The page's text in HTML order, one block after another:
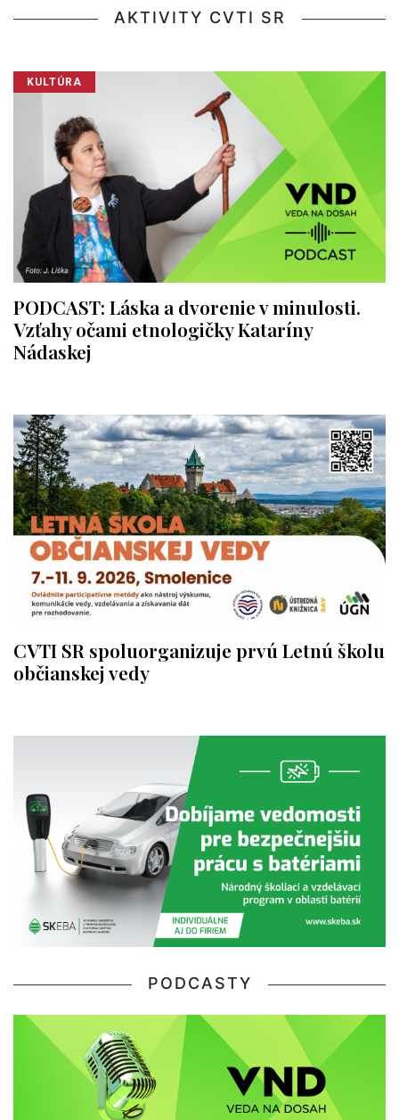
AKTIVITY CVTI SR
KULTÚRA
PODCAST: Láska a dvorenie v minulosti.
Vzťahy očami etnologičky Kataríny
Nádaskej
CVTI SR spoluorganizuje prvú Letnú školu
občianskej vedy
PODCASTY